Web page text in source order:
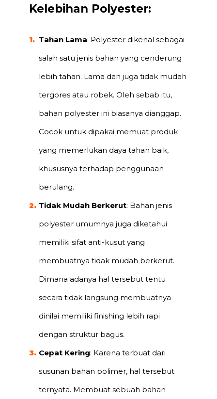
Kelebihan Polyester:
Tahan Lama: Polyester dikenal sebagai
salah satu jenis bahan yang cenderung
lebih tahan. Lama dan juga tidak mudah
tergores atau robek. Oleh sebab itu,
bahan polyester ini biasanya dianggap.
Cocok untuk dipakai memuat produk
yang memerlukan daya tahan baik,
khususnya terhadap penggunaan
berulang.
Tidak Mudah Berkerut: Bahan jenis
polyester umumnya juga diketahui
memiliki sifat anti-kusut yang
membuatnya tidak mudah berkerut.
Dimana adanya hal tersebut tentu
secara tidak langsung membuatnya
dinilai memiliki finishing lebih rapi
dengan struktur bagus.
Cepat Kering: Karena terbuat dari
susunan bahan polimer, hal tersebut
ternyata. Membuat sebuah bahan